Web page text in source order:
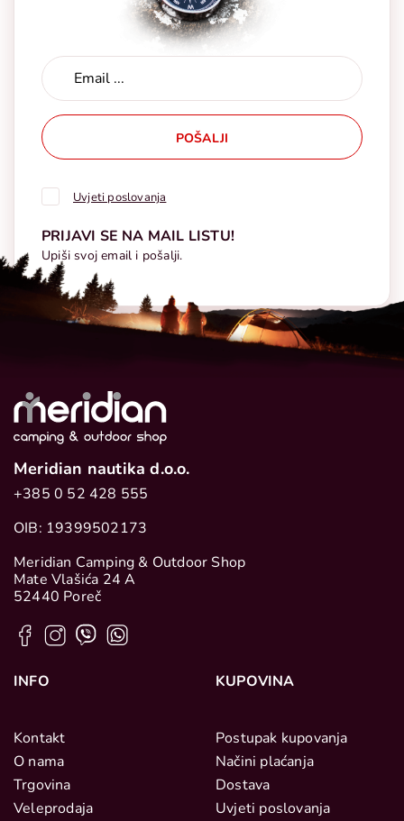
POŠALJI
Uvjeti poslovanja
PRIJAVI SE NA MAIL LISTU!
Upiši svoj email i pošalji.
Meridian nautika d.o.o.
+385 0 52 428 555
OIB: 19399502173
Meridian Camping & Outdoor Shop
Mate Vlašića 24 A
52440 Poreč
INFO
Kontakt
O nama
Trgovina
Veleprodaja
KUPOVINA
Postupak kupovanja
Načini plaćanja
Dostava
Uvjeti poslovanja